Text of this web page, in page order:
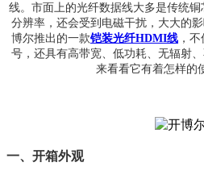
线。市面上的光纤数据线大多是传统
分辨率，还会受到电磁干扰，大大的
博尔推出的一款铠装光纤HDMI线 ，
号，还具有高带宽、低功耗、无辐射
来看看它有着怎样的
一、开箱外观